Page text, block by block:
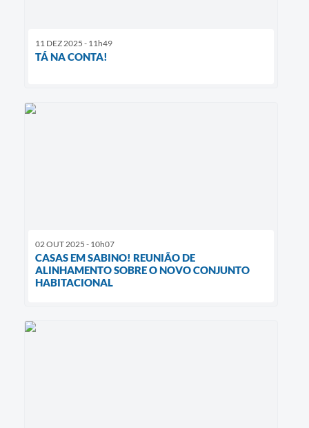
11 DEZ 2025 - 11h49
TÁ NA CONTA!
02 OUT 2025 - 10h07
CASAS EM SABINO! REUNIÃO DE
ALINHAMENTO SOBRE O NOVO CONJUNTO
HABITACIONAL